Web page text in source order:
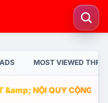
MOST VIEWED
&amp; NỘI QUY CỘNG